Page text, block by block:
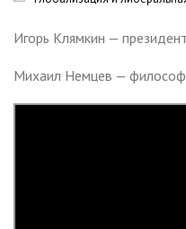
Игорь Клямкин —
Михаил Немцев —